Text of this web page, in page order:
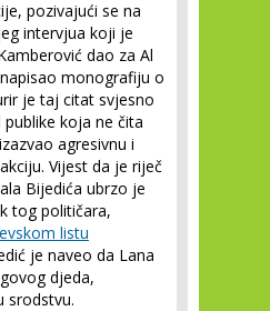
pozivajući se na
intervjua koji je
dao za Al
monografiju o
je taj citat svjesno
koja ne čita
agresivnu i
Vijest da je riječ
Bijedića ubrzo je
tog političara,
listu
je naveo da Lana
djeda,
srodstvu.